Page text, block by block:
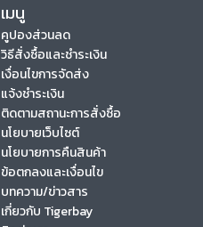
เมนู
คูปองส่วนลด
วิธีสั่งซื้อและชำระเงิน
เงื่อนไขการจัดส่ง
แจ้งชำระเงิน
ติดตามสถานะการสั่งซื้อ
นโยบายเว็บไซต์
นโยบายการคืนสินค้า
ข้อตกลงและเงื่อนไข
บทความ/ข่าวสาร
เกี่ยวกับ Tigerbay